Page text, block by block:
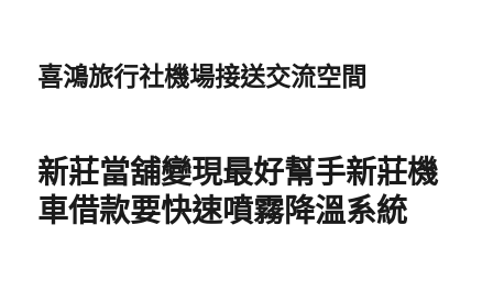
喜鴻旅行社機場接送交流空間
新莊當舖變現最好幫手新莊機
車借款要快速噴霧降溫系統